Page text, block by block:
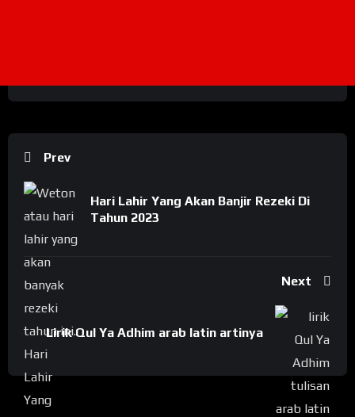
Prev
Hari Lahir Yang Akan Banjir Rezeki Di
Tahun 2023
Next
Lirik Qul Ya Adhim arab latin artinya